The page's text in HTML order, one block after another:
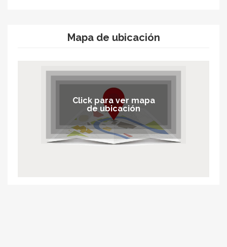
Mapa de ubicación
Click para ver mapa
de ubicación